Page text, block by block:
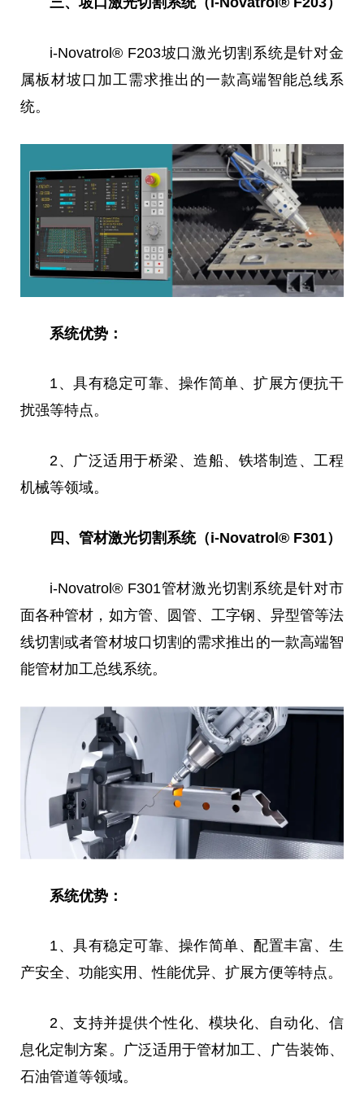
i-Novatrol® F203坡口激光切割系统是针对金
属板材坡口加工需求推出的一款高端智能总线系
统。
系统优势：
1、具有稳定可靠、操作简单、扩展方便抗干
扰强等特点。
2、广泛适用于桥梁、造船、铁塔制造、工程
机械等领域。
四、管材激光切割系统（i-Novatrol® F301）
i-Novatrol® F301管材激光切割系统是针对市
面各种管材，如方管、圆管、工字钢、异型管等法
线切割或者管材坡口切割的需求推出的一款高端智
能管材加工总线系统。
系统优势：
1、具有稳定可靠、操作简单、配置丰富、生
产安全、功能实用、性能优异、扩展方便等特点。
2、支持并提供个性化、模块化、自动化、信
息化定制方案。广泛适用于管材加工、广告装饰、
石油管道等领域。